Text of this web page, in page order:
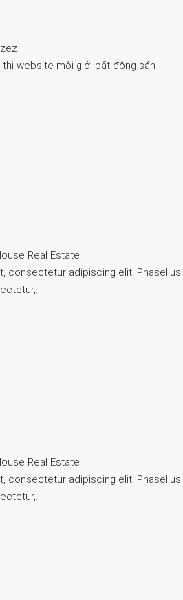
website môi giới bất động sản
Real Estate
consectetur adipiscing elit. Phasellus
Real Estate
consectetur adipiscing elit. Phasellus